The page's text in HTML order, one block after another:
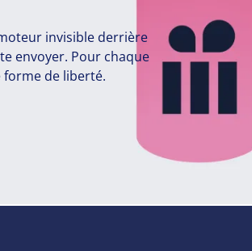
invisible derrière
envoyer. Pour chaque
de liberté.